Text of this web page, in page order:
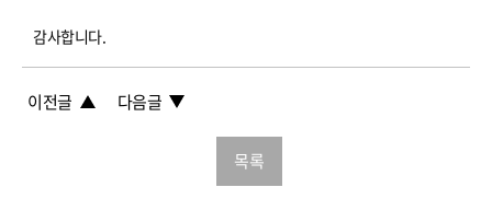
감사합니다.
이전글 다음글
목록